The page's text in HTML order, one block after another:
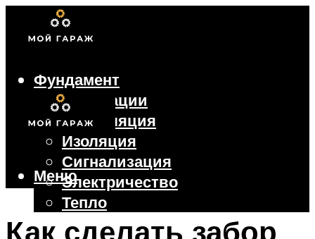
Фундамент
Коммуникации
Вентиляция
Изоляция
Сигнализация
Электричество
Тепло
Крыша
Меню
Как сделать забор